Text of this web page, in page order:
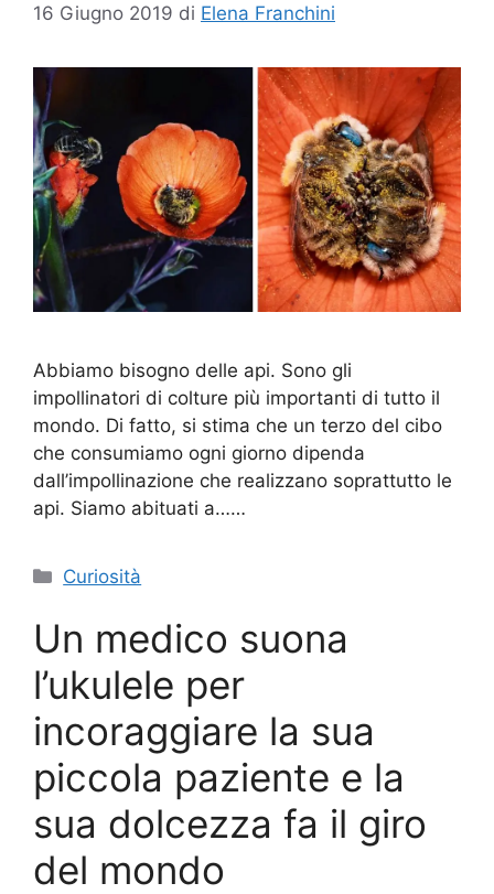
16 Giugno 2019 di Elena Franchini
Abbiamo bisogno delle api. Sono gli
impollinatori di colture più importanti di tutto il
mondo. Di fatto, si stima che un terzo del cibo
che consumiamo ogni giorno dipenda
dall’impollinazione che realizzano soprattutto le
api. Siamo abituati a……
Categorie
Curiosità
Un medico suona
l’ukulele per
incoraggiare la sua
piccola paziente e la
sua dolcezza fa il giro
del mondo